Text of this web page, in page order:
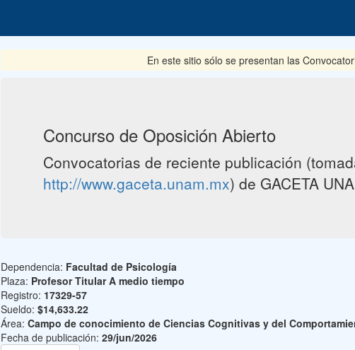
En este sitio sólo se presentan las
Concurso de Oposición Abierto
Convocatorias de reciente publicación
http://www.gaceta.unam.mx) de GACETA
Dependencia: Facultad de Psicología
Plaza: Profesor Titular A medio tiempo
Registro: 17329-57
Sueldo: $14,633.22
Área: Campo de conocimiento de Ciencias Cognitivas y del
Fecha de publicación: 29/jun/2026